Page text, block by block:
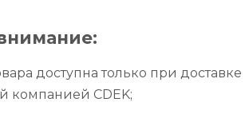
доступна только при доставке
компанией CDEK;